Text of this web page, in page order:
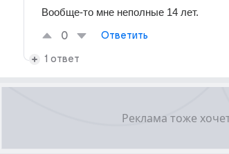
Вообще-то мне неполные 14 лет.
0 Ответить
1 ответ